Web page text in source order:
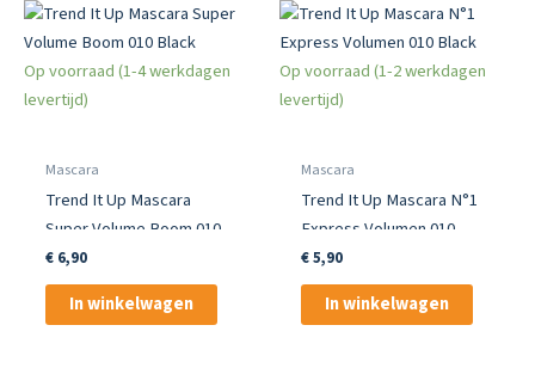
Op voorraad (1-4 werkdagen
levertijd)
Mascara
Trend It Up Mascara
Super Volume Boom 010
Black
€6,90
In winkelwagen
Op voorraad (1-2 werkdagen
levertijd)
Mascara
Trend It Up Mascara N°1
Express Volumen 010
Black
€5,90
In winkelwagen